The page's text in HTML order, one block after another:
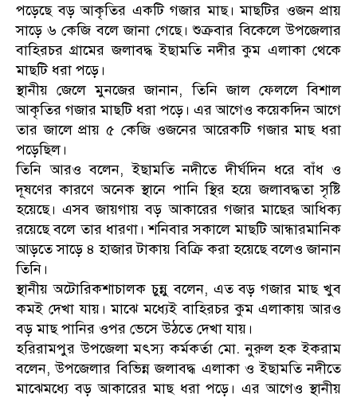
পড়েছে বড় আকৃতির একটি গজার মাছ। মাছটির ওজন প্রায়
সাড়ে ৬ কেজি বলে জানা গেছে। শুক্রবার বিকেলে উপজেলার
বাহিরচর গ্রামের জলাবদ্ধ ইছামতি নদীর কুম এলাকা থেকে
মাছটি ধরা পড়ে।
স্থানীয় জেলে মুনজের জানান, তিনি জাল ফেললে বিশাল
আকৃতির গজার মাছটি ধরা পড়ে। এর আগেও কয়েকদিন আগে
তার জালে প্রায় ৫ কেজি ওজনের আরেকটি গজার মাছ ধরা
পড়েছিল।
তিনি আরও বলেন, ইছামতি নদীতে দীর্ঘদিন ধরে বাঁধ ও
দূষণের কারণে অনেক স্থানে পানি স্থির হয়ে জলাবদ্ধতা সৃষ্টি
হয়েছে। এসব জায়গায় বড় আকারের গজার মাছের আধিক্য
রয়েছে বলে তার ধারণা। শনিবার সকালে মাছটি আন্ধারমানিক
আড়তে সাড়ে ৪ হাজার টাকায় বিক্রি করা হয়েছে বলেও জানান
তিনি।
স্থানীয় অটোরিকশাচালক চুন্নু বলেন, এত বড় গজার মাছ খুব
কমই দেখা যায়। মাঝে মধ্যেই বাহিরচর কুম এলাকায় আরও
বড় মাছ পানির ওপর ভেসে উঠতে দেখা যায়।
হরিরামপুর উপজেলা মৎস্য কর্মকর্তা মো. নুরুল হক ইকরাম
বলেন, উপজেলার বিভিন্ন জলাবদ্ধ এলাকা ও ইছামতি নদীতে
মাঝেমধ্যে বড় আকারের মাছ ধরা পড়ে। এর আগেও স্থানীয়